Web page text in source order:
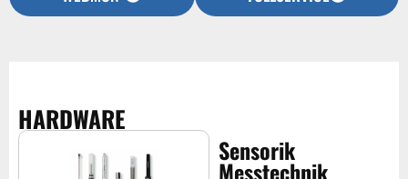
HARDWARE
Sensorik
Messtechnik